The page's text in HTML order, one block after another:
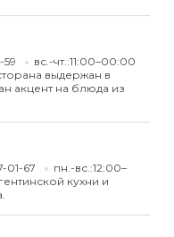
вс.-чт.:11:00–00:00
выдержан в
акцент на блюда из
01-67
пн.-вс.:12:00–
кухни и